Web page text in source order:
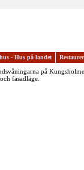
- Hus på landet
på
fasadläge.